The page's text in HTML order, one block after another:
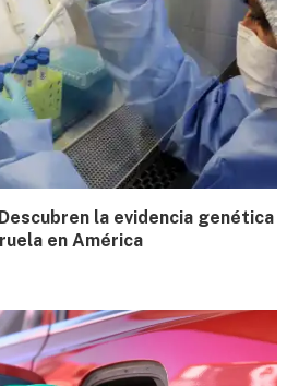
la evidencia genética
en América